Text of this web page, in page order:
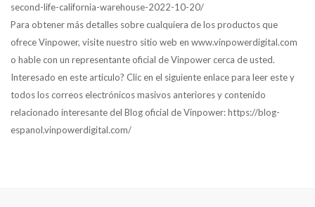
second-life-california-warehouse-2022-10-20/
Para obtener más detalles sobre cualquiera de los productos que
ofrece Vinpower, visite nuestro sitio web en www.vinpowerdigital.com
o hable con un representante oficial de Vinpower cerca de usted.
Interesado en este articulo? Clic en el siguiente enlace para leer este y
todos los correos electrónicos masivos anteriores y contenido
relacionado interesante del Blog oficial de Vinpower: https://blog-
espanol.vinpowerdigital.com/